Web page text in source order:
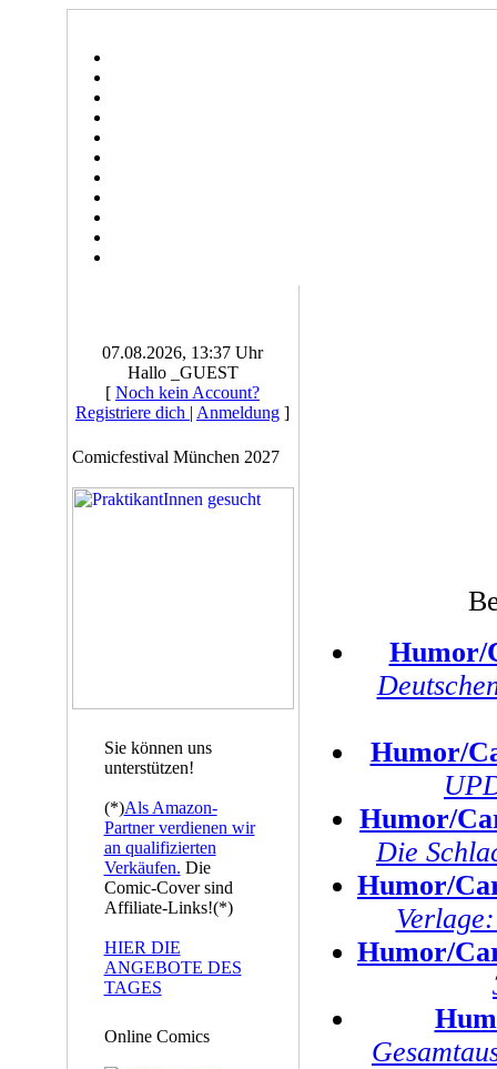
07.08.2026, 13:37 Uhr
Hallo _GUEST
[ Noch kein Account?
Registriere dich | Anmeldung ]
Comicfestival München 2027
Sie können uns
unterstützen!
(*)Als Amazon-
Partner verdienen wir
an qualifizierten
Verkäufen. Die
Comic-Cover sind
Affiliate-Links!(*)
HIER DIE
ANGEBOTE DES
TAGES
Online Comics
Humor/
Humor/
Humor/
Die
Humor/
Humor/